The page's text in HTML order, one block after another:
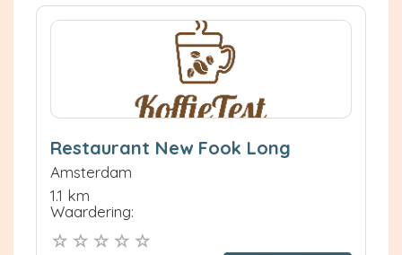
Restaurant New Fook Long
Amsterdam
1.1 km
Waardering: